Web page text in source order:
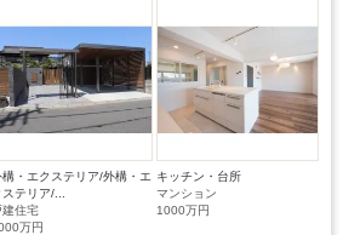
構・エクステリア/外構・エ
ステリア/...
建住宅
万円
キッチン・台所
マンション
1000万円